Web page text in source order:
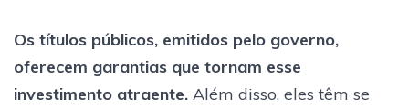
Os títulos públicos, emitidos pelo governo,
oferecem garantias que tornam esse
investimento atraente. Além disso, eles têm se